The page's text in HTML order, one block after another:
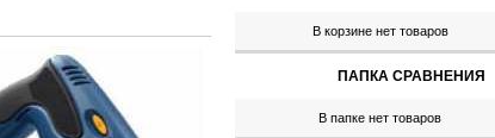
В корзине нет товаров
ПАПКА СРАВНЕНИЯ
В папке нет товаров
41.08руб.